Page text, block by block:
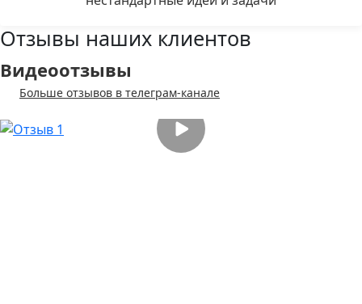
Отзывы наших клиентов
Видеоотзывы
Больше отзывов в телеграм-канале